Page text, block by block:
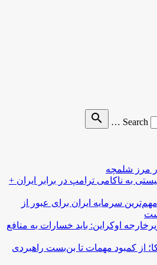
Search …
search
مرز شلمچه
به ناکامی ترامپ در برابر ایران +
سرمایه ایران برای عبور از
اوکراین: باید خسارات به منافع
از کمبود مهمات تا بن‌بست راهبردی